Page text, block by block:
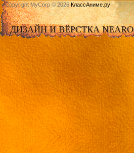
Copyright MyCorp © 2026КлассАниме.ру
ДИЗАЙН И ВЁРСТКА NEARO